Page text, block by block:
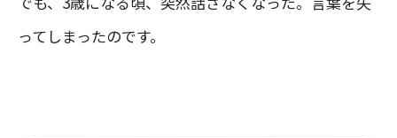
ってしまったのです。